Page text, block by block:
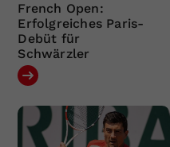
French Open:
Erfolgreiches Paris-
Debüt für
Schwärzler